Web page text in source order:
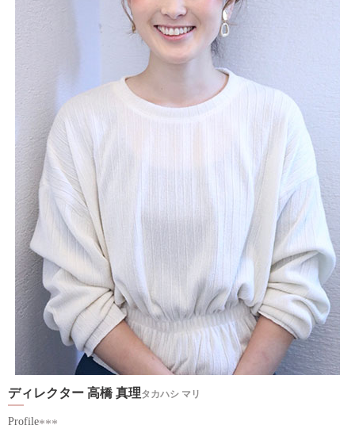
ディレクター 高橋 真理タカハシ マリ
Profile